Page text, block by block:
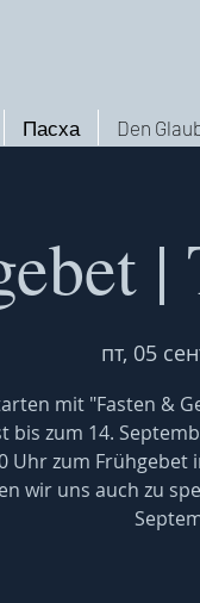
Den
Пасха
|
пт, 05
mit "Fasten &
bis zum 14.
Uhr zum Frühgebet
wir uns auch zu